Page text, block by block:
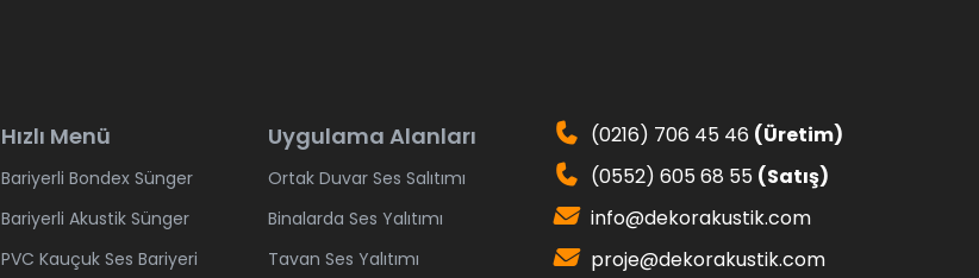
Hızlı Menü
Bariyerli Bondex Sünger
Bariyerli Akustik Sünger
PVC Kauçuk Ses Bariyeri
Uygulama Alanları
Ortak Duvar Ses Salıtımı
Binalarda Ses Yalıtımı
Tavan Ses Yalıtımı
(0216) 706 45 46 (Üretim)
(0552) 605 68 55 (Satış)
info@dekorakustik.com
proje@dekorakustik.com